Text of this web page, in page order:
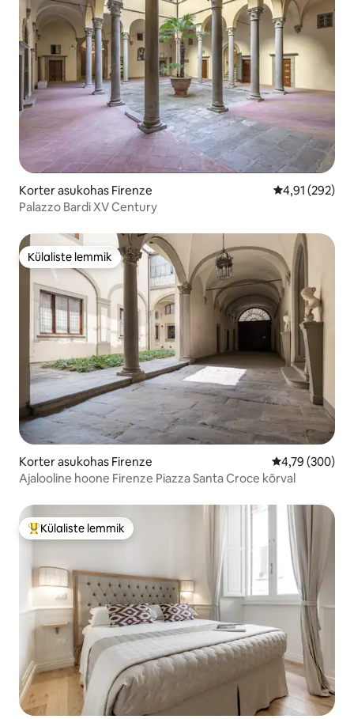
Korter asukohas Firenze Keskmine
4,91 (292)
Palazzo Bardi XV Century
Külaliste lemmik
Külaliste lemmik
Korter asukohas Firenze Keskmine
4,79 (300)
Ajalooline hoone Firenze Piazza Santa Croce kõrval
Külaliste suur lemmik
Külaliste lemmik